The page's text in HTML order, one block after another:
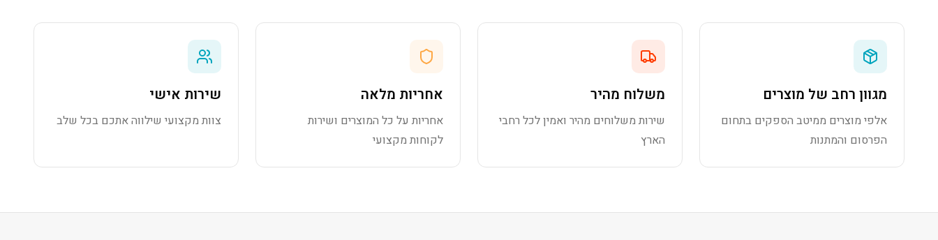
מגוון רחב של מוצרים
אלפי מוצרים ממיטב הספקים בתחום
הפרסום והמתנות
משלוח מהיר
שירות משלוחים מהיר ואמין לכל רחבי
הארץ
אחריות מלאה
אחריות על כל המוצרים ושירות
לקוחות מקצועי
שירות אישי
צוות מקצועי שילווה אתכם בכל שלב